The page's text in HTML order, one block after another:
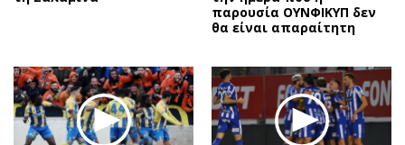
παρουσία ΟΥΝΦΙΚΥΠ δεν
θα είναι απαραίτητη